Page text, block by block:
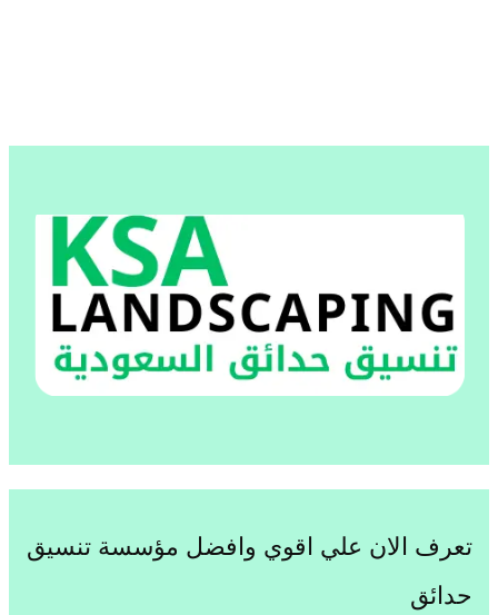
تعرف الان علي اقوي وافضل مؤسسة تنسيق
حدائق